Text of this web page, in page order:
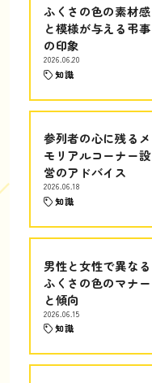
ふくさの色の素材感
と模様が与える弔事
の印象
2026.06.20
知識
参列者の心に残るメ
モリアルコーナー設
営のアドバイス
2026.06.18
知識
男性と女性で異なる
ふくさの色のマナー
と傾向
2026.06.15
知識